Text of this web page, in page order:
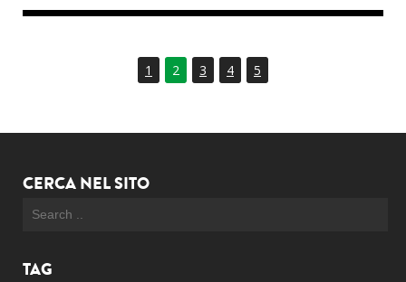
1 2 3 4 5
CERCA NEL SITO
TAG